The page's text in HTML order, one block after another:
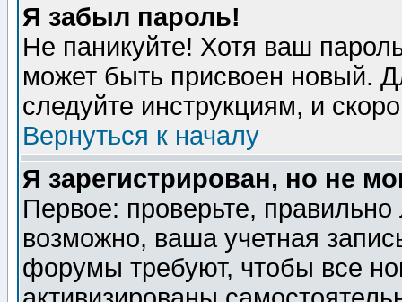
Я забыл пароль!
Не паникуйте! Хотя ваш
может быть присвоен новый.
следуйте инструкциям, и
Вернуться к началу
Я зарегистрирован, но не
Первое: проверьте,
возможно, ваша учетная
форумы требуют, чтобы все